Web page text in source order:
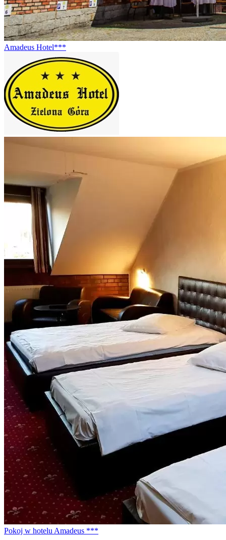
Amadeus Hotel***
Pokoj w hotelu Amadeus ***